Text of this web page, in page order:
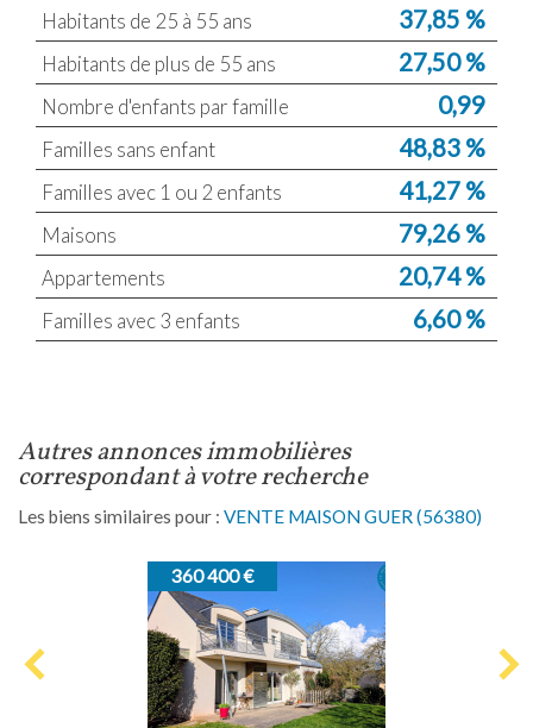
Habitants de 25 à 55 ans 37,85 %
Habitants de plus de 55 ans 27,50 %
Nombre d'enfants par famille 0,99
Familles sans enfant 48,83 %
Familles avec 1 ou 2 enfants 41,27 %
Maisons 79,26 %
Appartements 20,74 %
Familles avec 3 enfants 6,60 %
autres annonces immobilières
correspondant à votre recherche
Les biens similaires pour : VENTE MAISON GUER (56380)
360 400 €